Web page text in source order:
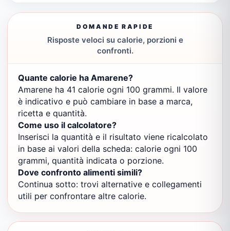
DOMANDE RAPIDE
Risposte veloci su calorie, porzioni e
confronti.
Quante calorie ha Amarene?
Amarene ha 41 calorie ogni 100 grammi. Il valore
è indicativo e può cambiare in base a marca,
ricetta e quantità.
Come uso il calcolatore?
Inserisci la quantità e il risultato viene ricalcolato
in base ai valori della scheda: calorie ogni 100
grammi, quantità indicata o porzione.
Dove confronto alimenti simili?
Continua sotto: trovi alternative e collegamenti
utili per confrontare altre calorie.